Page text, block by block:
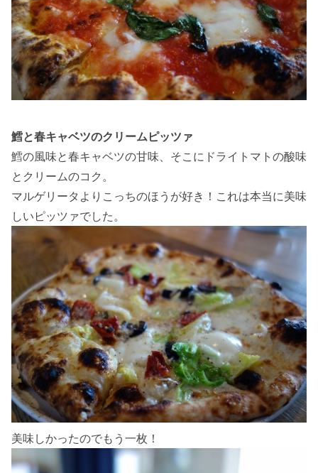
鱈と春キャベツのクリームピッツァ
鱈の風味と春キャベツの甘味、そこにドライトマトの酸味
とクリームのコク。
マルゲリータよりこっちのほうが好き！これは本当に美味
しいピッツァでした。
美味しかったのでもう一枚！